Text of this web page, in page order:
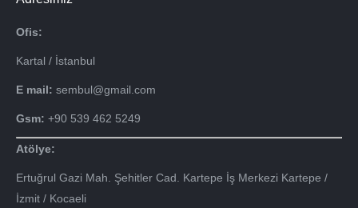
Ofis:
Kartal / İstanbul
E mail: sembul@gmail.com
Gsm: +90 539 462 5249
Atölye:
Ertuğrul Gazi Mah. Şehitler Cad. Kartepe İş Merkezi Kartepe /
İzmit / Kocaeli